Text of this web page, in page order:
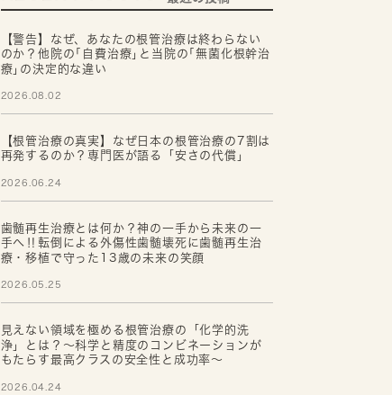
【警告】なぜ、あなたの根管治療は終わらない
のか？他院の｢自費治療｣と当院の｢無菌化根幹治
療｣の決定的な違い
2026.08.02
【根管治療の真実】なぜ日本の根管治療の7割は
再発するのか？専門医が語る「安さの代償」
2026.06.24
歯髄再生治療とは何か？神の一手から未来の一
手へ‼転倒による外傷性歯髄壊死に歯髄再生治
療・移植で守った13歳の未来の笑顔
2026.05.25
見えない領域を極める根管治療の「化学的洗
浄」とは？～科学と精度のコンビネーションが
もたらす最高クラスの安全性と成功率～
2026.04.24